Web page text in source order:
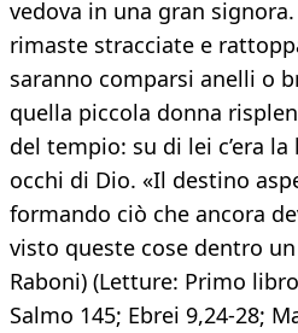
vedova in una gran
rimaste stracciate e
saranno comparsi anelli o
quella piccola donna
del tempio: su di lei c’era
occhi di Dio. «Il destino
formando ciò che ancora
visto queste cose dentro
Raboni) (Letture: Primo
Salmo 145; Ebrei 9,24-28;